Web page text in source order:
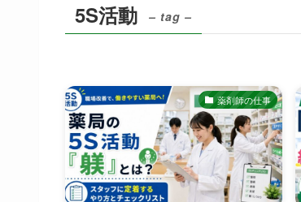
5S活動 – tag –
薬剤師の仕事